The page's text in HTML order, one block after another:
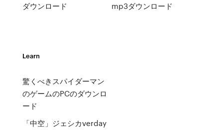
ダウンロード
mp3ダウンロード
Learn
驚くべきスパイダーマン
のゲームのPCのダウンロ
ード
「中空」ジェシカverday